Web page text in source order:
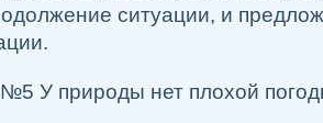
ситуации, и
У природы нет плохой